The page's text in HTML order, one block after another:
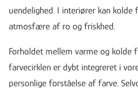
uendelighed. I interiører kan kolde
atmosfære af ro og friskhed.
Forholdet mellem varme og kolde
farvecirklen er dybt integreret i
personlige forståelse af farve.